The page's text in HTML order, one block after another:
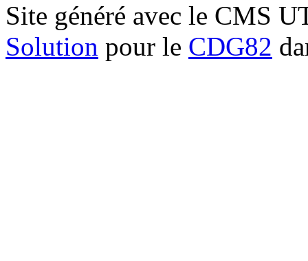
Site généré avec le CMS
Solution pour le CDG82